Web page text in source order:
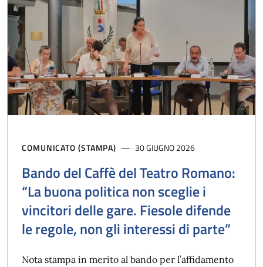
COMUNICATO (STAMPA) 30 GIUGNO 2026
Bando del Caffè del Teatro Romano:
“La buona politica non sceglie i
vincitori delle gare. Fiesole difende
le regole, non gli interessi di parte”
Nota stampa in merito al bando per l’affidamento